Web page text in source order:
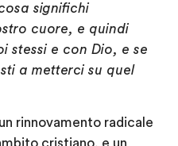
significhi
cuore, e quindi
stessi e con Dio, e se
a metterci su quel
rinnovamento radicale